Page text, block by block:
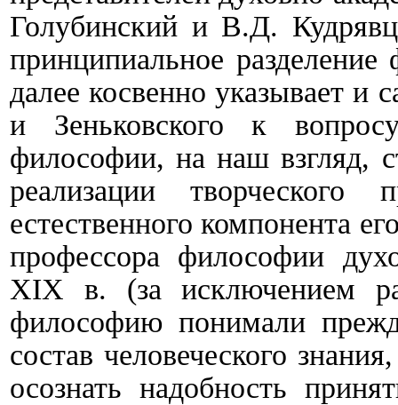
Голубинский и В.Д.
принципиальное
далее косвенно указывает и
и Зеньковского к
философии, на наш взгляд,
реализации творческого
естественного компонента
профессора философии
XIX в. (за исключением
философию понимали
состав человеческого
осознать надобность